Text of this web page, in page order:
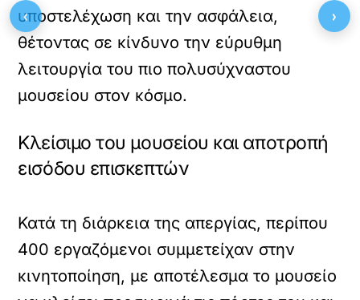
υποστελέχωση και την ασφάλεια,
θέτοντας σε κίνδυνο την εύρυθμη
λειτουργία του πιο πολυσύχναστου
μουσείου στον κόσμο.
Κλείσιμο του μουσείου και αποτροπή
εισόδου επισκεπτών
Κατά τη διάρκεια της απεργίας, περίπου
400 εργαζόμενοι συμμετείχαν στην
κινητοποίηση, με αποτέλεσμα το μουσείο
‹ ›